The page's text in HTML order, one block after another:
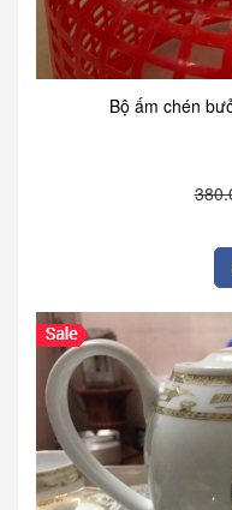
Bộ ấm chén